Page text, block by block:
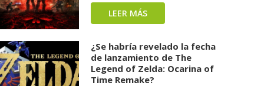
LEER MÁS
¿Se habría revelado la fecha
de lanzamiento de The
Legend of Zelda: Ocarina of
Time Remake?